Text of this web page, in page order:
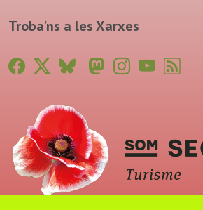
Troba'ns a les Xarxes